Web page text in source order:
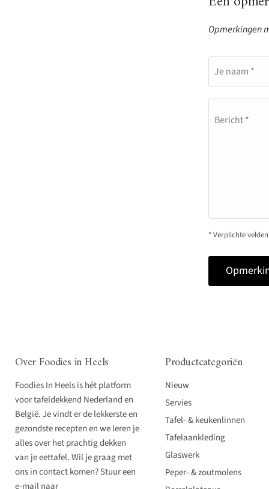
Opmerkingen
Je naam *
Bericht *
* Verplichte velden
Over Foodies in Heels
Foodies In Heels is hét platform
voor tafeldekkend Nederland en
België. Je vindt er de lekkerste en
gezondste recepten en we leren je
alles over het prachtig dekken
van je eettafel. Wil je graag met
ons in contact komen? Stuur een
e-mail naar
Productcategoriën
Nieuw
Servies
Tafel- & keukenlinnen
Tafelaankleding
Glaswerk
Peper- & zoutmolens